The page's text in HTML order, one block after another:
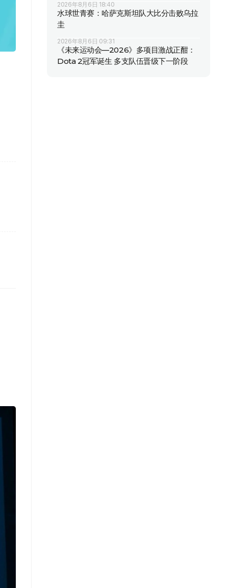
2026年8月6日 18:40
水球世青赛：哈萨克斯坦队大比分击败乌拉
圭
2026年8月6日 09:31
《未来运动会—2026》多项目激战正酣：
Dota 2冠军诞生 多支队伍晋级下一阶段